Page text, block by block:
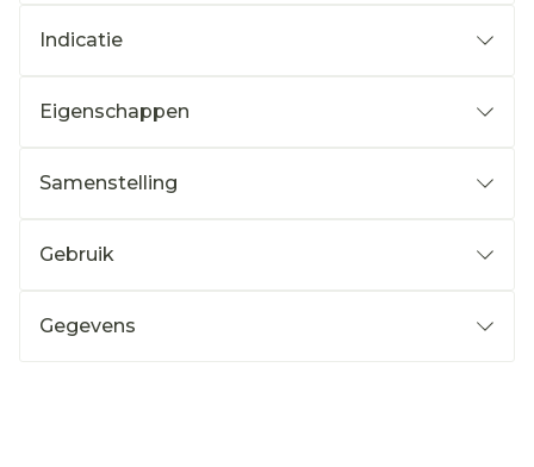
Indicatie
Eigenschappen
Samenstelling
Gebruik
Gegevens